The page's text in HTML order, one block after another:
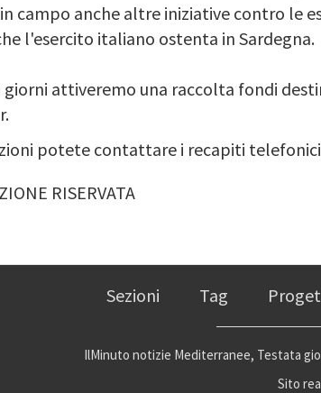
campo anche altre iniziative contro le
l'esercito italiano ostenta in Sardegna.
giorni attiveremo una raccolta fondi
potete contattare i recapiti telefonici
RISERVATA
Sezioni Tag
IlMinuto notizie Mediterranee, Testata
Sito